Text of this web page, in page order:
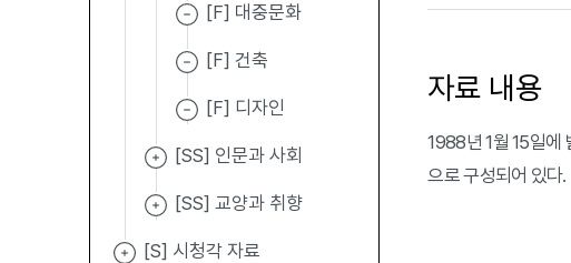
[F] 대중문화
[F] 건축
[F] 디자인
[SS] 인문과 사회
[SS] 교양과 취향
[S] 시청각 자료
자료 내용
1988년 1월 15일에
으로 구성되어 있다.